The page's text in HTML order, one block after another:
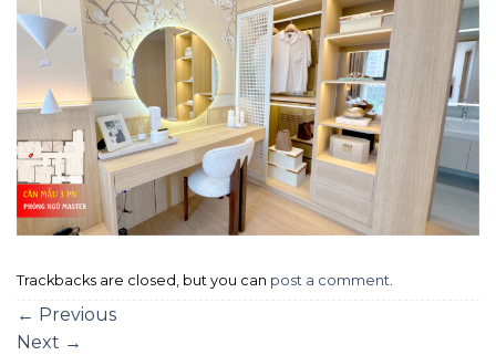
Trackbacks are closed, but you can post a comment
← Previous
Next →